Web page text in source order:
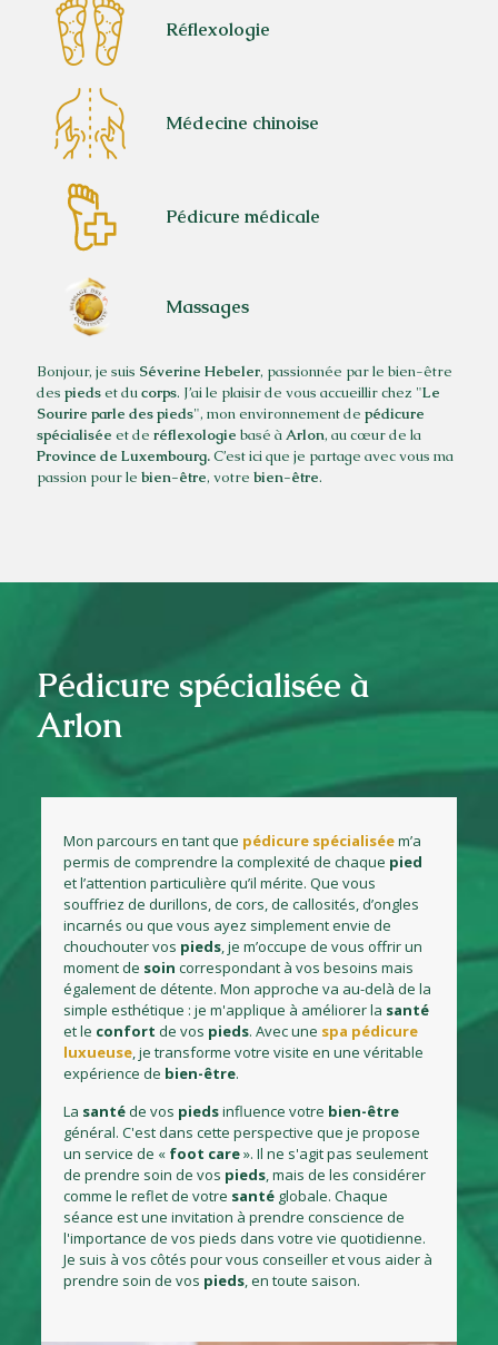
Réflexologie
Médecine chinoise
Pédicure médicale
Massages
Bonjour, je suis Séverine Hebeler, passionnée par le bien-être
des piedset ducorps. J’ai le plaisir de vous accueillir chez "Le
Sourire parle despieds", mon environnement de pédicure
spécialisée et de réflexologie basé àArlon, au cœur de la
Province de Luxembourg.C’est ici que je partage avec vous ma
passion pour le bien-être, votre bien-être.
Pédicure spécialisée à
Arlon
Mon parcours en tant que pédicure spécialiséem’a
permis de comprendre la complexité de chaque pied
et l’attention particulière qu’il mérite. Que vous
souffriez de durillons, de cors, de callosités, d’ongles
incarnés ou que vous ayez simplement envie de
chouchouter vos pieds, je m’occupe de vous offrir un
moment de soin correspondant à vos besoins mais
également de détente. Mon approche va au-delà de la
simple esthétique : je m'applique à améliorer la santé
et le confort de vos pieds. Avec une spa pédicure
luxueuse, je transforme votre visite en une véritable
expérience de bien-être.
La santéde vos piedsinfluence votre bien-être
général. C'est dans cette perspective que je propose
un service de « foot care». Il ne s'agit pas seulement
de prendre soin de vos pieds, mais de les considérer
comme le reflet de votre santéglobale. Chaque
séance est une invitation à prendre conscience de
l'importance de vos pieds dans votre vie quotidienne.
Je suis à vos côtés pour vous conseiller et vous aider à
prendre soin de vos pieds, en toute saison.